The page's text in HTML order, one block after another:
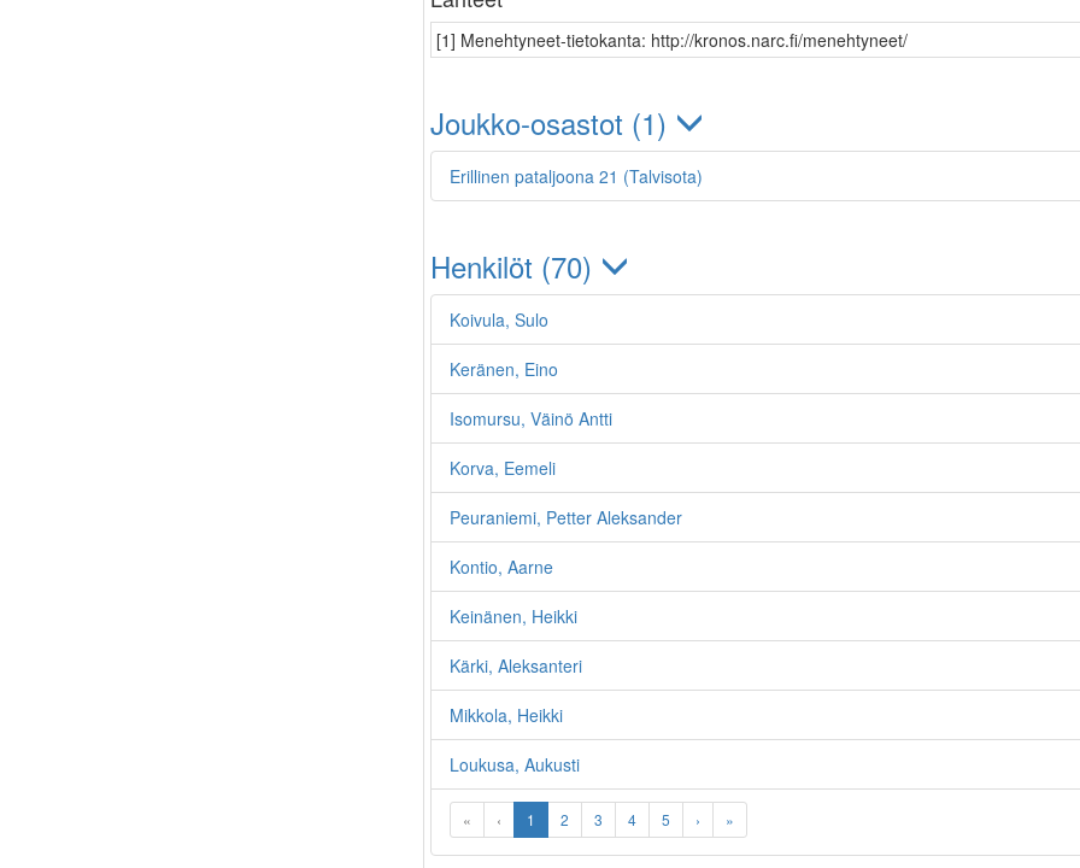
[1] Menehtyneet-tietokanta: http://kronos.narc.fi/menehtyneet/
Joukko-osastot (1)
Erillinen pataljoona 21 (Talvisota)
Henkilöt (70)
Koivula, Sulo
Keränen, Eino
Isomursu, Väinö Antti
Korva, Eemeli
Peuraniemi, Petter Aleksander
Kontio, Aarne
Keinänen, Heikki
Kärki, Aleksanteri
Mikkola, Heikki
Loukusa, Aukusti
« ‹ 1 2 3 4 5 › »